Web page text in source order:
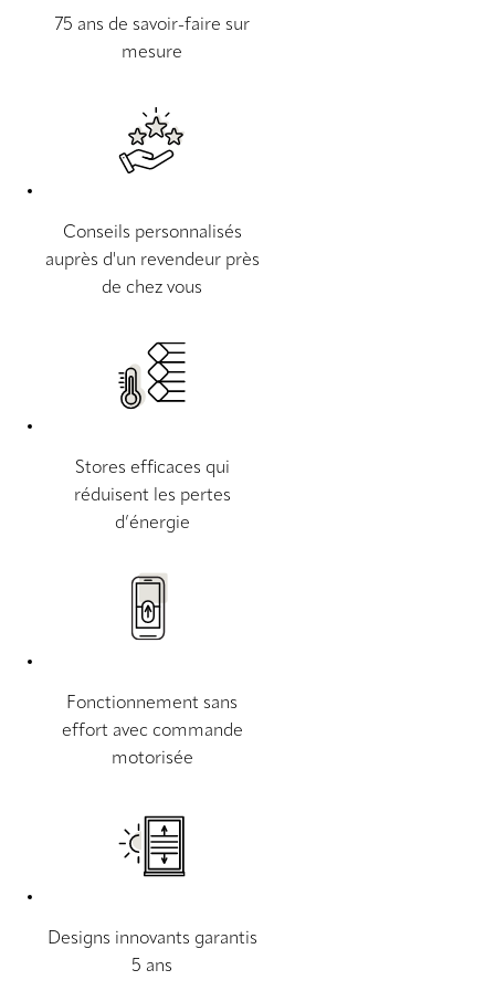
75 ans de savoir-faire sur
mesure
Conseils personnalisés
auprès d'un revendeur près
de chez vous
Stores efficaces qui
réduisent les pertes
d’énergie
Fonctionnement sans
effort avec commande
motorisée
Designs innovants garantis
5 ans